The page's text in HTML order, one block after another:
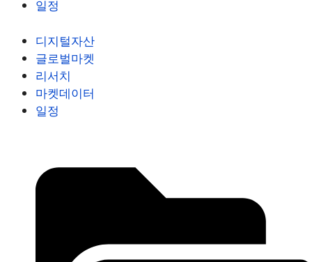
일정
디지털자산
글로벌마켓
리서치
마켓데이터
일정